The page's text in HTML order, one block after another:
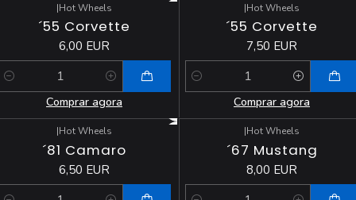
|Hot Wheels
´55 Corvette
6,00 EUR
Comprar agora
|Hot Wheels
´55 Corvette
7,50 EUR
Quantidade
Comprar agora
|Hot Wheels
´81 Camaro
6,50 EUR
|Hot Wheels
´67 Mustang
8,00 EUR